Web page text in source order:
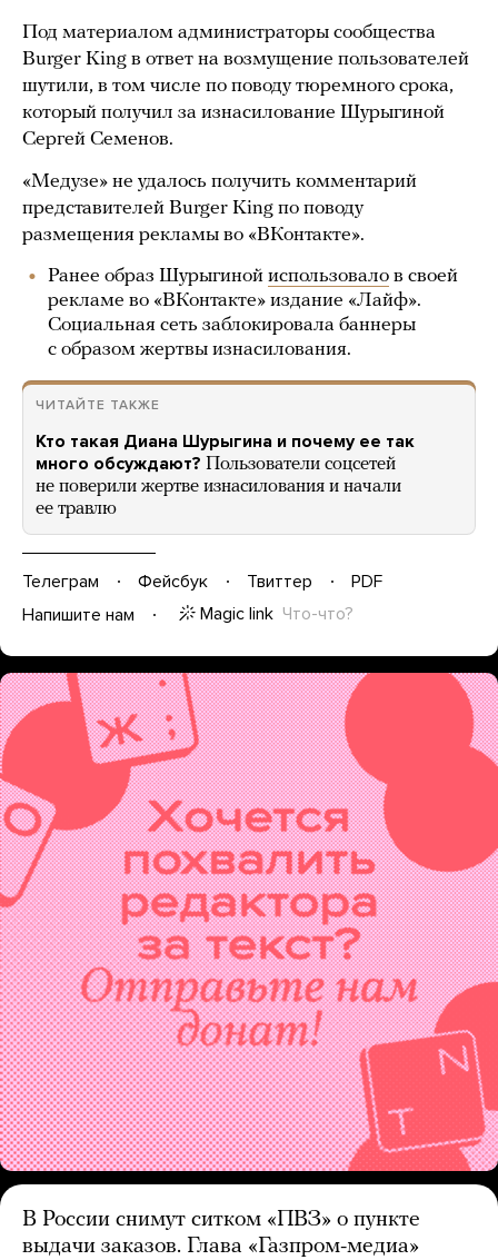
Под материалом администраторы сообщества
Burger King в ответ на возмущение пользователей
шутили, в том числе по поводу тюремного срока,
который получил за изнасилование Шурыгиной
Сергей Семенов.
«Медузе» не удалось получить комментарий
представителей Burger King по поводу
размещения рекламы во «ВКонтакте».
Ранее образ Шурыгиной использовало в своей
рекламе во «ВКонтакте» издание «Лайф».
Социальная сеть заблокировала баннеры
с образом жертвы изнасилования.
ЧИТАЙТЕ ТАКЖЕ
Кто такая Диана Шурыгина и почему ее так
много обсуждают? Пользователи соцсетей
не поверили жертве изнасилования и начали
ее травлю
Телеграм Фейсбук Твиттер
PDF
Напишите нам
Magic link Что-что?
В России снимут ситком «ПВЗ» о пункте
выдачи заказов. Глава «Газпром-медиа»